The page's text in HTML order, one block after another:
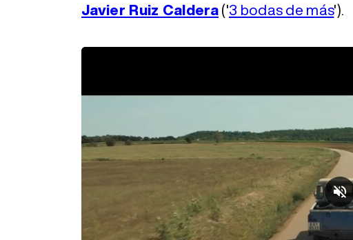
Javier Ruiz Caldera('3 bodas de más').